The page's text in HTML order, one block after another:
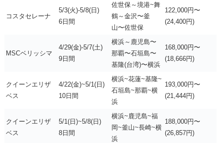
コスタセレーナ
5/3(火)-5/8(日)
6日間
佐世保～境港~舞
鶴～金沢〜釜
山〜佐世保
122,000円〜
(24,400円)
MSCベリッシマ
4/29(金)-5/7(土)
9日間
横浜～鹿児島〜
那覇〜石垣島〜
基隆(台湾)〜横浜
168,000円〜
(18,666円)
クイーンエリザ
ベス
4/22(金)~5/1(日)
10日間
横浜~花蓮~基隆~
石垣島~那覇~横
浜
193,000円〜
(21,444円)
クイーンエリザ
ベス
5/1(日)~5/8(日)
8日間
横浜~鹿児島~福
岡~釜山~長崎~横
浜
188,000円〜
(26,857円)